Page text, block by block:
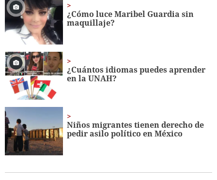
56
seconds
¿Cómo luce Maribel Guardia sin
maquillaje?
¿Cuántos idiomas puedes aprender
en la UNAH?
Niños migrantes tienen derecho de
pedir asilo político en México